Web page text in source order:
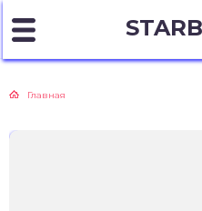
Главная